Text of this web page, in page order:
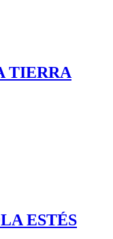
TIERRA
ESTÉS